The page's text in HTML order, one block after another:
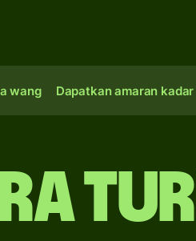
wang Dapatkan amaran kadar